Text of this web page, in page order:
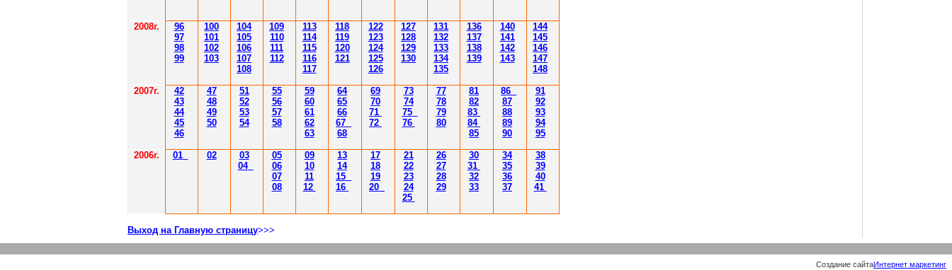
2008г.
96
97
98
99
100
101
102
103
104
105
106
107
108
109
110
111
112
113
114
115
116
117
118
119
120
121
122
123
124
125
126
127
128
129
130
131
132
133
134
135
136
137
138
139
140
141
142
143
144
145
146
147
148
2007г.
42
43
44
45
46
47
48
49
50
51
52
53
54
55
56
57
58
59
60
61
62
63
64
65
66
67
68
69
70
71
72
73
74
75
76
77
78
79
80
81
82
83
84
85
86
87
88
89
90
91
92
93
94
95
2006г. 01 02
03
04
05
06
07
08
09
10
11
12
13
14
15
16
17
18
19
20
21
22
23
24
25
26
27
28
29
30
31
32
33
34
35
36
37
38
39
40
41
Выход на Главную страницу>>>
Создание сайтаИнтернет маркетинг